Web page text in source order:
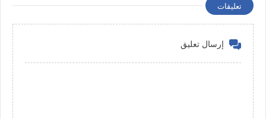
تعليقات
إرسال تعليق